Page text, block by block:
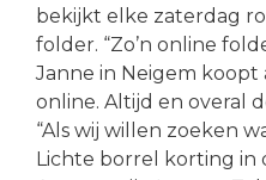
bekijkt elke zaterdag
folder. “Zo’n online
Janne in Neigem koopt
online. Altijd en overal
“Als wij willen zoeken
Lichte borrel korting in